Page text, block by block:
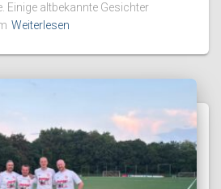
Einige altbekannte Gesichter
Weiterlesen